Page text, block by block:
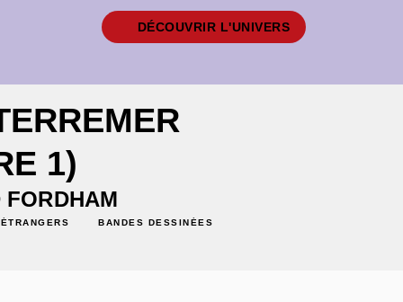
DÉCOUVRIR L'UNIVERS
1)
FORDHAM
BANDES DESSINÉES